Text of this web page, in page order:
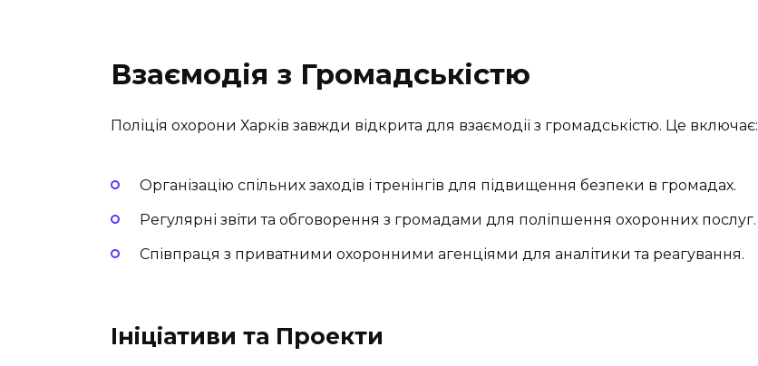
Взаємодія з Громадськістю
Поліція охорони Харків завжди відкрита для взаємодії з громадськістю. Це включає:
Організацію спільних заходів і тренінгів для підвищення безпеки в громадах.
Регулярні звіти та обговорення з громадами для поліпшення охоронних послуг.
Співпраця з приватними охоронними агенціями для аналітики та реагування.
Ініціативи та Проекти